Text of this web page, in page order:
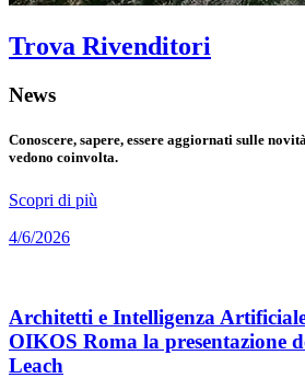
Trova Rivenditori
News
Conoscere, sapere, essere aggiornati sulle
vedono coinvolta.
Scopri di più
4/6/2026
Architetti e Intelligenza
OIKOS Roma la presentazione
Leach